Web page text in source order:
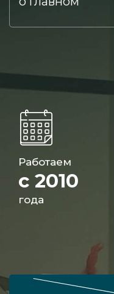
Работаем
с 2010
года